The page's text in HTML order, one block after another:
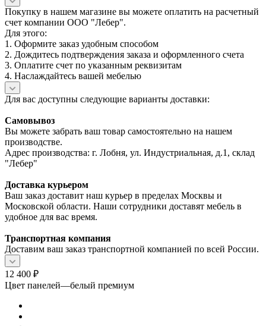
Покупку в нашем магазине вы можете оплатить на расчетный
счет компании ООО "Лебер".
Для этого:
1. Оформите заказ удобным способом
2. Дождитесь подтверждения заказа и оформленного счета
3. Оплатите счет по указанным реквизитам
4. Наслаждайтесь вашей мебелью
Для вас доступны следующие варианты доставки:
Самовывоз
Вы можете забрать ваш товар самостоятельно на нашем
производстве.
Адрес производства: г. Лобня, ул. Индустриальная, д.1, склад
"Лебер"
Доставка курьером
Ваш заказ доставит наш курьер в пределах Москвы и
Московской области. Наши сотрудники доставят мебель в
удобное для вас время.
Транспортная компания
Доставим ваш заказ транспортной компанией по всей России.
12 400 ₽
Цвет панелей—белый премиум